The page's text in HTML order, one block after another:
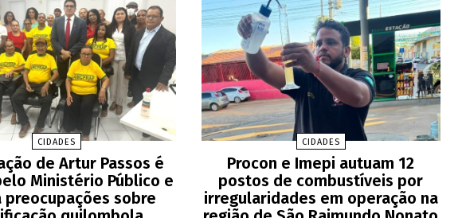
CIDADES
de Artur Passos é
Ministério Público e
preocupações sobre
CIDADES
Procon e Imepi autuam 12
postos de combustíveis por
irregularidades em operação na